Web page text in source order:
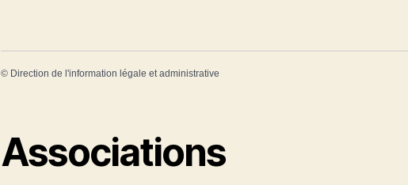
© Direction de l'information légale et administrative
Associations